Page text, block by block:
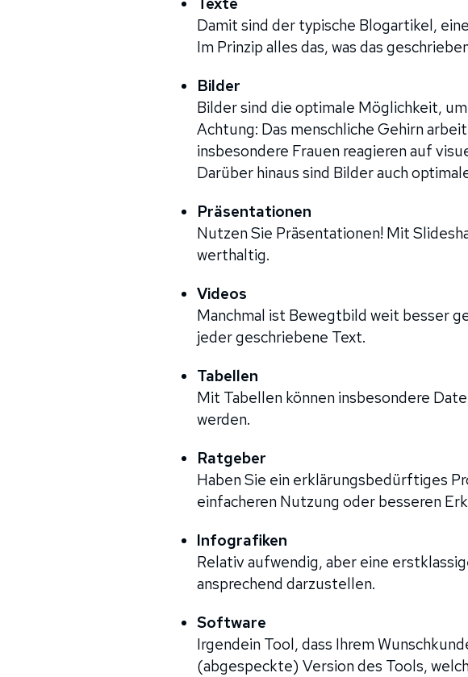
Damit sind der typische Blogartikel,
Im Prinzip alles das, was das
Bilder
Bilder sind die optimale Möglichkeit,
Achtung: Das menschliche Gehirn
insbesondere Frauen reagieren auf
Darüber hinaus sind Bilder auch
Präsentationen
Nutzen Sie Präsentationen! Mit
werthaltig.
Videos
Manchmal ist Bewegtbild weit besser
jeder geschriebene Text.
Tabellen
Mit Tabellen können insbesondere
werden.
Ratgeber
Haben Sie ein erklärungsbedürftiges
einfacheren Nutzung oder besseren
Infografiken
Relativ aufwendig, aber eine
ansprechend darzustellen.
Software
Irgendein Tool, dass Ihrem
(abgespeckte) Version des Tools,